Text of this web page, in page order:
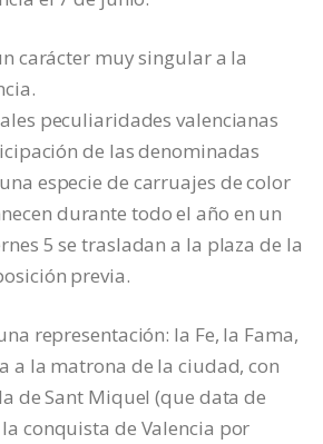
carácter muy singular a la
peculiaridades valencianas
de las denominadas
especie de carruajes de color
durante todo el año en un
5 se trasladan a la plaza de la
previa.
representación: la Fe, la Fama,
a la matrona de la ciudad, con
de Sant Miquel (que data de
conquista de Valencia por